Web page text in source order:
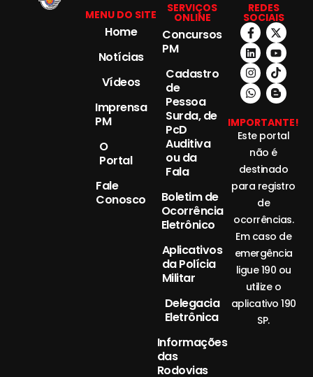
MENU DO SITE
Home
Notícias
Vídeos
Imprensa
PM
O
Portal
Fale
Conosco
SERVIÇOS
ONLINE
Concursos
PM
Cadastro
de
Pessoa
Surda, de
PcD
Auditiva
ou da
Fala
Boletim de
Ocorrência
Eletrônico
Aplicativos
da Polícia
Militar
Delegacia
Eletrônica
Informações
das
Rodovias
REDES
SOCIAIS
IMPORTANTE!
Este portal
não é
destinado
para registro
de
ocorrências.
Em caso de
emergência
ligue 190 ou
utilize o
aplicativo 190
SP.